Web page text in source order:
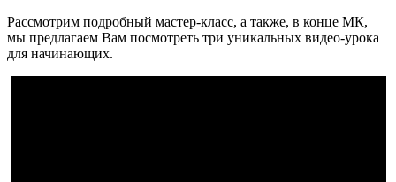
Рассмотрим подробный мастер-класс, а также, в конце МК,
мы предлагаем Вам посмотреть три уникальных видео-урока
для начинающих.